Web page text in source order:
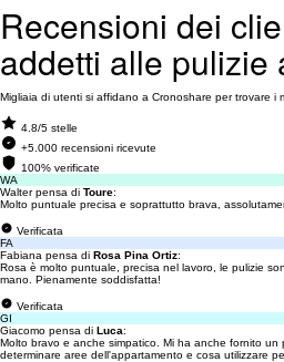
Recensioni dei
addetti alle pulizie
Migliaia di utenti si affidano a Cronoshare per trovare i
4.8/5 stelle
+5.000 recensioni ricevute
100% verificate
WA
Walter pensa di Toure:
Molto puntuale precisa e soprattutto brava,
Verificata
FA
Fabiana pensa di Rosa Pina Ortiz:
Rosa è molto puntuale, precisa nel lavoro, le pulizie
mano. Pienamente soddisfatta!
Verificata
GI
Giacomo pensa di Luca:
Molto bravo e anche simpatico. Mi ha anche fornito un
determinare aree dell'appartamento e cosa utilizzare